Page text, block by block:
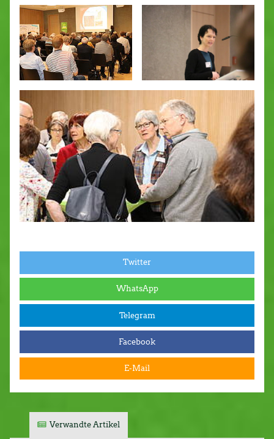
Twitter
WhatsApp
Telegram
Facebook
E-Mail
Verwandte Artikel